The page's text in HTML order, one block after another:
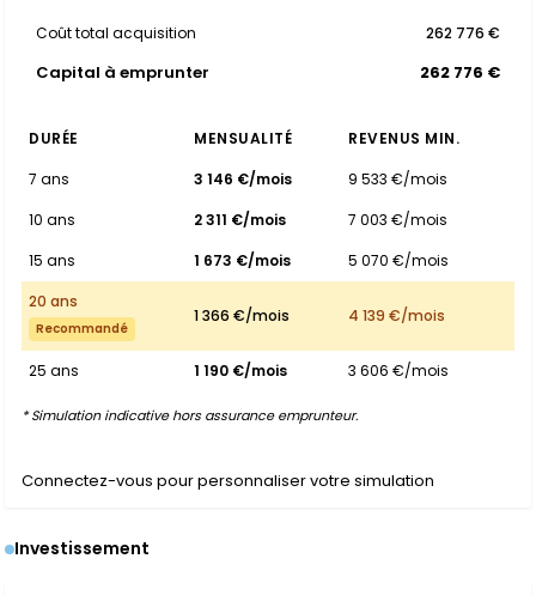
Coût total acquisition 262 776 €
Capital à emprunter 262 776 €
DURÉE MENSUALITÉ
REVENUS MIN.
7 ans
3 146 €/mois
9 533 €/mois
10 ans
2 311 €/mois
7 003 €/mois
15 ans
1 673 €/mois
5 070 €/mois
20 ans
Recommandé
1 366 €/mois 4 139 €/mois
25 ans 1 190 €/mois 3 606 €/mois
* Simulation indicative hors assurance emprunteur.
Connectez-vous pour personnaliser votre simulation
Investissement